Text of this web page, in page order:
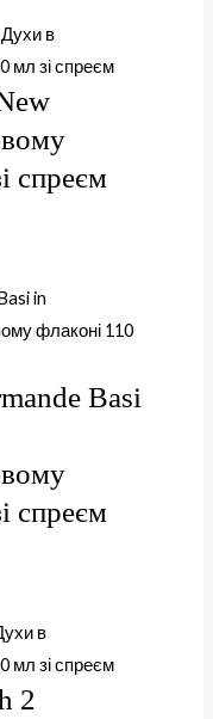
спреєм
Basi
спреєм
2